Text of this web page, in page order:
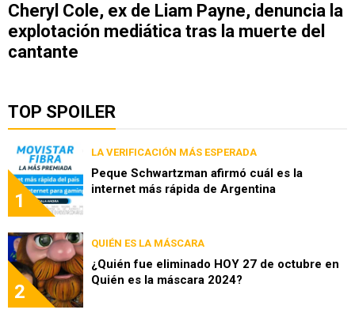
Cheryl Cole, ex de Liam Payne, denuncia la
explotación mediática tras la muerte del
cantante
TOP SPOILER
1
LA VERIFICACIÓN MÁS ESPERADA
Peque Schwartzman afirmó cuál es la
internet más rápida de Argentina
2
QUIÉN ES LA MÁSCARA
¿Quién fue eliminado HOY 27 de octubre en
Quién es la máscara 2024?